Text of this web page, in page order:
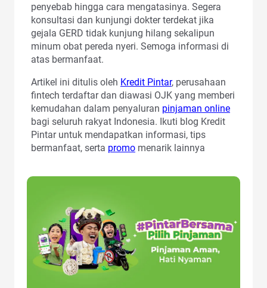
penyebab hingga cara mengatasinya. Segera
konsultasi dan kunjungi dokter terdekat jika
gejala GERD tidak kunjung hilang sekalipun
minum obat pereda nyeri. Semoga informasi di
atas bermanfaat.
Artikel ini ditulis oleh Kredit Pintar, perusahaan
fintech terdaftar dan diawasi OJK yang memberi
kemudahan dalam penyaluran pinjaman online
bagi seluruh rakyat Indonesia. Ikuti blog Kredit
Pintar untuk mendapatkan informasi, tips
bermanfaat, serta promo menarik lainnya